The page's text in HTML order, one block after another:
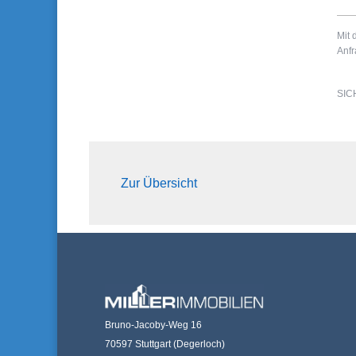
Mit
Zur Übersicht
Bruno-Jacoby-Weg 16
70597 Stuttgart (Degerloch)